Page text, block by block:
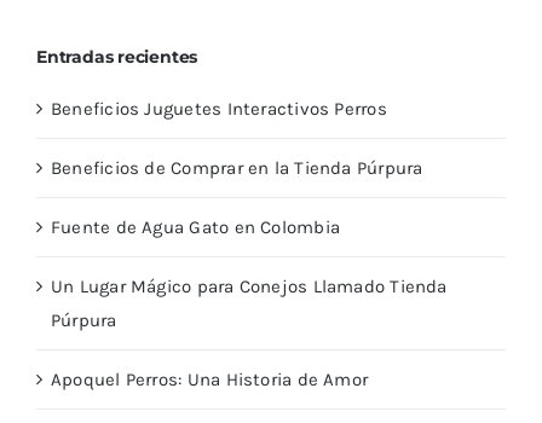
Entradas recientes
Beneficios Juguetes Interactivos Perros
Beneficios de Comprar en la Tienda Púrpura
Fuente de Agua Gato en Colombia
Un Lugar Mágico para Conejos Llamado Tienda
Púrpura
Apoquel Perros: Una Historia de Amor